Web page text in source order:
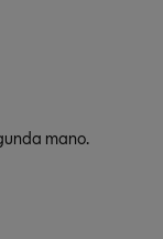
mano.